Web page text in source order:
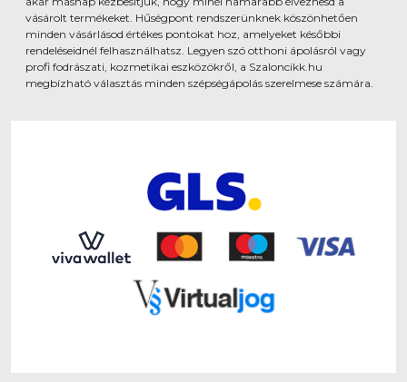
vásárolt termékeket. Hűségpont rendszerünknek köszönhetően
minden vásárlásod értékes pontokat hoz, amelyeket későbbi
rendeléseidnél felhasználhatsz. Legyen szó otthoni ápolásról vagy
profi fodrászati, kozmetikai eszközökről, a Szaloncikk.hu
megbízható választás minden szépségápolás szerelmese számára.